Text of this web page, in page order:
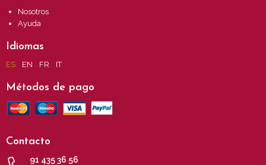
Nosotros
Ayuda
Idiomas
ES EN FR IT
Métodos de pago
Contacto
91 435 36 56